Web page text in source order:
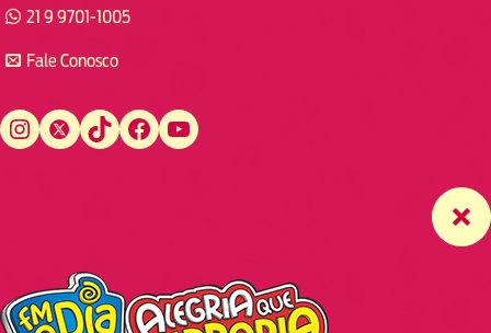
21 9 9701-1005
Fale Conosco
Instagram Twitter TikTok Facebook YouTube